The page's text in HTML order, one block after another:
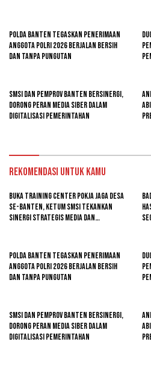
Polda Banten Tegaskan Penerimaan
Anggota Polri 2026 Berjalan Bersih
dan Tanpa Pungutan
SMSI dan Pemprov Banten Bersinergi,
Dorong Peran Media Siber dalam
Digitalisasi Pemerintahan
Rekomendasi untuk kamu
Buka Training Center Pokja Jaga Desa
se-Banten, Ketum SMSI Tekankan
Sinergi Strategis Media dan
Polda Banten Tegaskan Penerimaan
Anggota Polri 2026 Berjalan Bersih
dan Tanpa Pungutan
SMSI dan Pemprov Banten Bersinergi,
Dorong Peran Media Siber dalam
Digitalisasi Pemerintahan